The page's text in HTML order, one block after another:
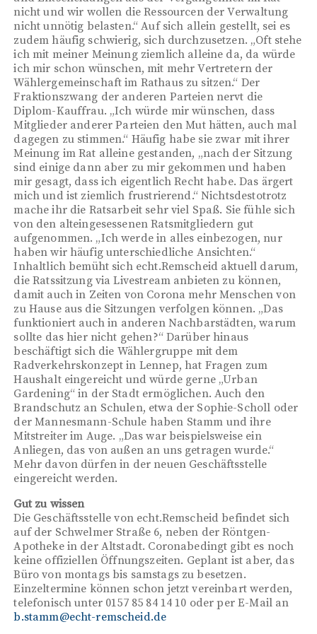
nicht und wir wollen die Ressourcen der Verwaltung
nicht unnötig belasten.“ Auf sich allein gestellt, sei es
zudem häufig schwierig, sich durchzusetzen. „Oft stehe
ich mit meiner Meinung ziemlich alleine da, da würde
ich mir schon wünschen, mit mehr Vertretern der
Wählergemeinschaft im Rathaus zu sitzen.“ Der
Fraktionszwang der anderen Parteien nervt die
Diplom-Kauffrau. „Ich würde mir wünschen, dass
Mitglieder anderer Parteien den Mut hätten, auch mal
dagegen zu stimmen.“ Häufig habe sie zwar mit ihrer
Meinung im Rat alleine gestanden, „nach der Sitzung
sind einige dann aber zu mir gekommen und haben
mir gesagt, dass ich eigentlich Recht habe. Das ärgert
mich und ist ziemlich frustrierend.“ Nichtsdestotrotz
mache ihr die Ratsarbeit sehr viel Spaß. Sie fühle sich
von den alteingesessenen Ratsmitgliedern gut
aufgenommen. „Ich werde in alles einbezogen, nur
haben wir häufig unterschiedliche Ansichten.“
Inhaltlich bemüht sich echt.Remscheid aktuell darum,
die Ratssitzung via Livestream anbieten zu können,
damit auch in Zeiten von Corona mehr Menschen von
zu Hause aus die Sitzungen verfolgen können. „Das
funktioniert auch in anderen Nachbarstädten, warum
sollte das hier nicht gehen?“ Darüber hinaus
beschäftigt sich die Wählergruppe mit dem
Radverkehrskonzept in Lennep, hat Fragen zum
Haushalt eingereicht und würde gerne „Urban
Gardening“ in der Stadt ermöglichen. Auch den
Brandschutz an Schulen, etwa der Sophie-Scholl oder
der Mannesmann-Schule haben Stamm und ihre
Mitstreiter im Auge. „Das war beispielsweise ein
Anliegen, das von außen an uns getragen wurde.“
Mehr davon dürfen in der neuen Geschäftsstelle
eingereicht werden.
Gut zu wissen
Die Geschäftsstelle von echt.Remscheid befindet sich
auf der Schwelmer Straße 6, neben der Röntgen-
Apotheke in der Altstadt. Coronabedingt gibt es noch
keine offiziellen Öffnungszeiten. Geplant ist aber, das
Büro von montags bis samstags zu besetzen.
Einzeltermine können schon jetzt vereinbart werden,
telefonisch unter 0157 85 84 14 10 oder per E-Mail an
b.stamm@echt-remscheid.de